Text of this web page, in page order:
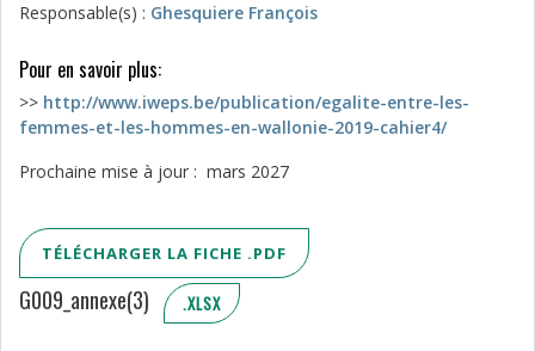
Responsable(s) : Ghesquiere François
Pour en savoir plus:
>> http://www.iweps.be/publication/egalite-entre-les-
femmes-et-les-hommes-en-wallonie-2019-cahier4/
Prochaine mise à jour : mars 2027
TÉLÉCHARGER LA FICHE .PDF
G009_annexe(3) .XLSX